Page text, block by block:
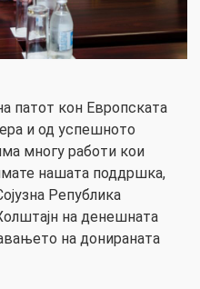
патот кон Европската
и од успешното
многу работи кои
нашата поддршка,
Република
на денешната
на донираната